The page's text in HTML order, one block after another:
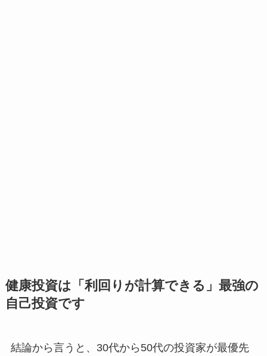
健康投資は「利回りが計算できる」最強の
自己投資です
結論から言うと、30代から50代の投資家が最優先